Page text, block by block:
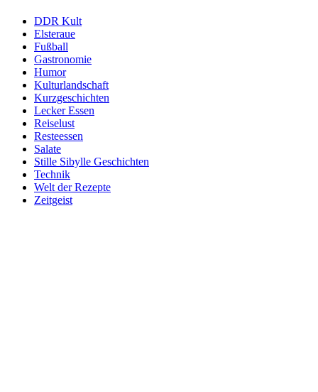
DDR Kult
Elsteraue
Fußball
Gastronomie
Humor
Kulturlandschaft
Kurzgeschichten
Lecker Essen
Reiselust
Resteessen
Salate
Stille Sibylle Geschichten
Technik
Welt der Rezepte
Zeitgeist